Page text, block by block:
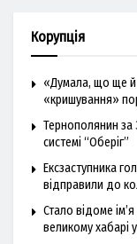
Корупція
«Думала, що ще й
«кришування»
Тернополянин за
системі “Оберіг”
Ексзаступника
відправили до
Стало відоме
великому хабарі у